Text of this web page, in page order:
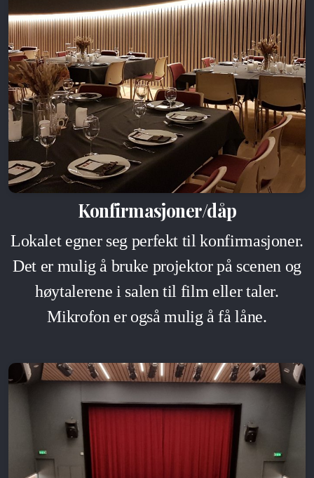
Konfirmasjoner/dåp
Lokalet egner seg perfekt til konfirmasjoner.
Det er mulig å bruke projektor på scenen og
høytalerene i salen til film eller taler.
Mikrofon er også mulig å få låne.